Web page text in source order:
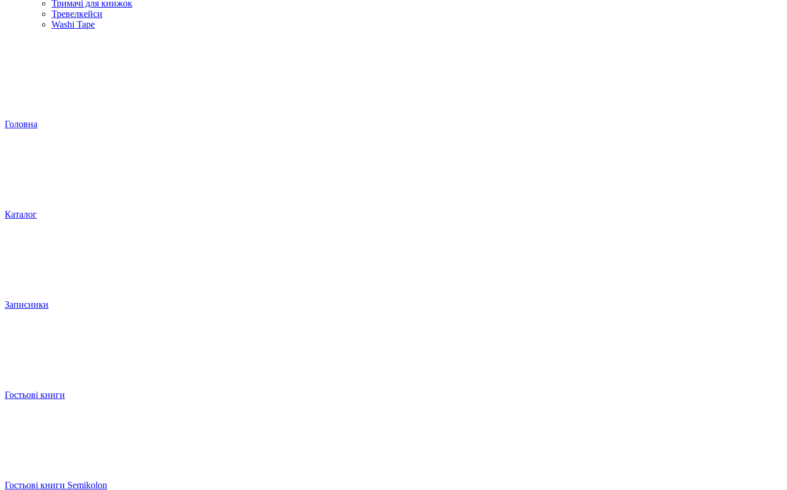
Тримачі для книжок
Тревелкейси
Washi Tape
Головна
Каталог
Записники
Гостьові книги
Гостьові книги Semikolon